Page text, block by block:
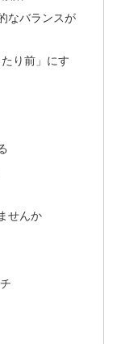
なバランスが
り前」にす
せんか